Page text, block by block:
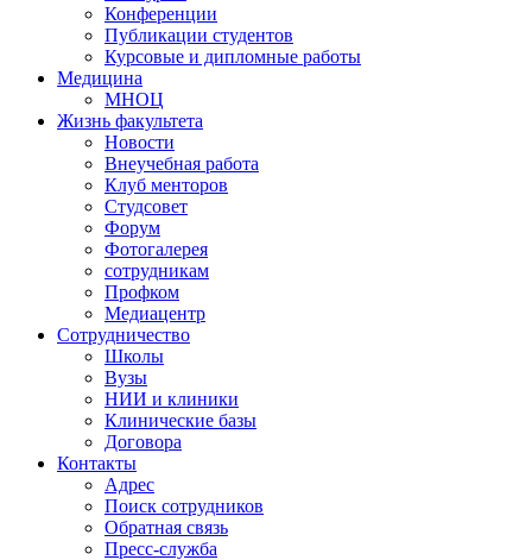
Конференции
Публикации студентов
Курсовые и дипломные работы
Медицина
МНОЦ
Жизнь факультета
Новости
Внеучебная работа
Клуб менторов
Студсовет
Форум
Фотогалерея
сотрудникам
Профком
Медиацентр
Сотрудничество
Школы
Вузы
НИИ и клиники
Клинические базы
Договора
Контакты
Адрес
Поиск сотрудников
Обратная связь
Пресс-служба